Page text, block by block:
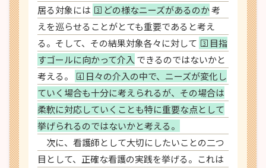
居る対象には
3 どの様なニーズがあるのか考
えを巡らせることがとても重要であると考え
る。そして、その結果対象各々に対して
3 目指
すゴールに向かって介入 できるのではないかと
考える。
4 日々の介入の中で、ニーズが変化し
ていく場合も十分に考えられるが、その場合は
柔軟に対応していくことも特に重要な点として
挙げられるのではないかと考える。
次に、看護師として大切にしたいことの二つ
目として、正確な看護の実践を挙げる。これは